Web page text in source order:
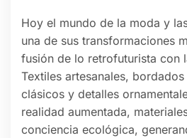
Hoy el mundo de la moda y
una de sus transformaciones
fusión de lo retrofuturista con
Textiles artesanales,
clásicos y detalles
realidad aumentada,
conciencia ecológica,